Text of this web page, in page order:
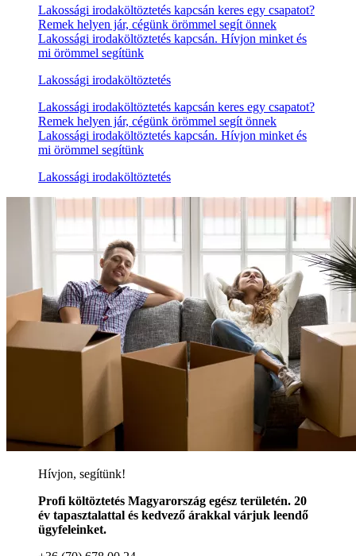
Lakossági irodaköltöztetés kapcsán keres egy csapatot?
Remek helyen jár, cégünk örömmel segít önnek
Lakossági irodaköltöztetés kapcsán. Hívjon minket és
mi örömmel segítünk
Lakossági irodaköltöztetés
Lakossági irodaköltöztetés kapcsán keres egy csapatot?
Remek helyen jár, cégünk örömmel segít önnek
Lakossági irodaköltöztetés kapcsán. Hívjon minket és
mi örömmel segítünk
Lakossági irodaköltöztetés
Hívjon, segítünk!
Profi költöztetés Magyarország egész területén. 20
év tapasztalattal és kedvező árakkal várjuk leendő
ügyfeleinket.